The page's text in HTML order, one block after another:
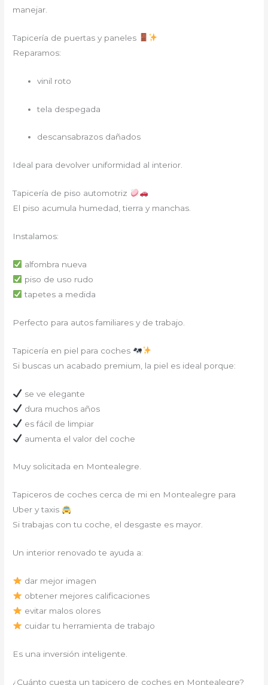
manejar.
Tapicería de puertas y paneles
Reparamos:
vinil roto
tela despegada
descansabrazos dañados
Ideal para devolver uniformidad al interior.
Tapicería de piso automotriz
El piso acumula humedad, tierra y manchas.
Instalamos:
alfombra nueva
piso de uso rudo
tapetes a medida
Perfecto para autos familiares y de trabajo.
Tapicería en piel para coches
Si buscas un acabado premium, la piel es ideal porque:
se ve elegante
dura muchos años
es fácil de limpiar
aumenta el valor del coche
Muy solicitada en Montealegre.
Tapiceros de coches cerca de mi en Montealegre para
Uber y taxis
Si trabajas con tu coche, el desgaste es mayor.
Un interior renovado te ayuda a:
dar mejor imagen
obtener mejores calificaciones
evitar malos olores
cuidar tu herramienta de trabajo
Es una inversión inteligente.
¿Cuánto cuesta un tapicero de coches en Montealegre?